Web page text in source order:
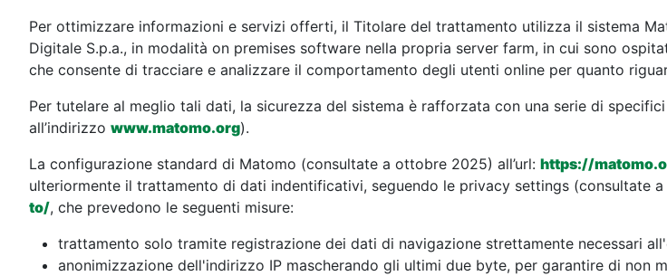
Per ottimizzare informazioni e servizi offerti, il Titolare del trattamento utilizza il sistema
Digitale S.p.a., in modalità on premises software nella propria server farm, in cui sono
che consente di tracciare e analizzare il comportamento degli utenti online per quanto
Per tutelare al meglio tali dati, la sicurezza del sistema è rafforzata con una serie di
all’indirizzo www.matomo.org).
La configurazione standard di Matomo (consultate a ottobre 2025) all’url: https://
ulteriormente il trattamento di dati indentificativi, seguendo le privacy settings (consultate a
to/, che prevedono le seguenti misure:
trattamento solo tramite registrazione dei dati di navigazione strettamente necessari
anonimizzazione dell'indirizzo IP mascherando gli ultimi due byte, per garantire di non